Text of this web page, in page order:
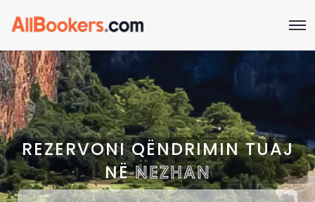
REZERVONI QËNDRIMIN TUAJ
NËNEZHAN